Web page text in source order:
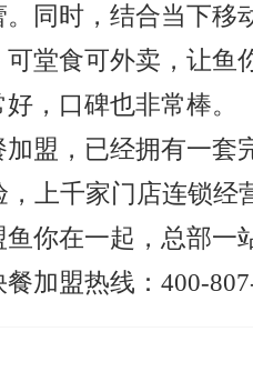
同时，结合当下移
堂食可外卖，让鱼
，口碑也非常棒。
盟，已经拥有一套
，上千家门店连锁经
你在一起，总部一
加盟热线：400-